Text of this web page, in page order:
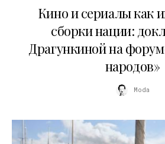
Кино и сериалы как
сборки нации:
Драгункиной на
народов»
Moda